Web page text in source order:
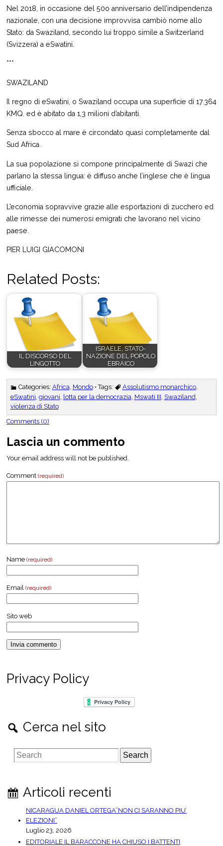
Nel 2018, in occasione del 50o anniversario dell’indipendenza
nazionale, con una decisione improvvisa cambiò nome allo
Stato: da Swaziland, secondo lui troppo simile a Switzerland
(Svizzera) a eSwatini.
***
SWAZILAND
Il regno di eSwatini, o Swaziland occupa una superficie di 17.364
KMQ. ed è abitato da 1,3 milioni d’abitanti.
Senza sbocco al mare è circondato quasi completamente dal
Sud Africa.
La sua popolazione si compone principalmente di Swazi che
parlano la stessa lingua: è diffuso anche l’inglese che è lingua
ufficiale.
L’economia sopravvive grazie alle esportazioni di zucchero ed
alle rimesse dei numerosi emigrati che lavorano nel vicino
paese.
PIER LUIGI GIACOMONI
Related Posts:
IL DISCORSO DEL
LINGOTTO
ISRAELE, STATO-
NAZIONE DEL POPOLO
EBRAICO
Categories: Africa, Mondo• Tags: Assolutismo monarchico,
eSwatini, giovani, lotta per la democrazia, Mswati III, Swaziland,
violenza di Stato
Comments (0)
Lascia un commento
Your email address will not be published.
Comment (required)
Name (required)
Email (required)
Sito web
Privacy Policy
Cerca nel sito
S
e
c
Articoli recenti
NICARAGUA DANIEL ORTEGA”NON CI SARANNO PIU’
ELEZIONI”
Luglio 23, 2026
EDITORIALE IL BARACCONE HA CHIUSO I BATTENTI